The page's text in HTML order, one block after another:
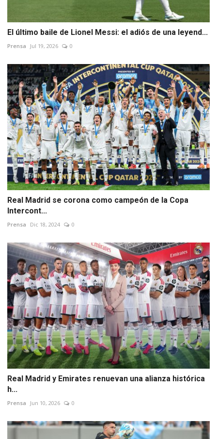
El último baile de Lionel Messi: el adiós de una leyend...
Prensa Jul 19, 2026 0
Real Madrid se corona como campeón de la Copa
Intercont...
Prensa Dic 18, 2024 0
Real Madrid y Emirates renuevan una alianza histórica
h...
Prensa Jun 10, 2026 0